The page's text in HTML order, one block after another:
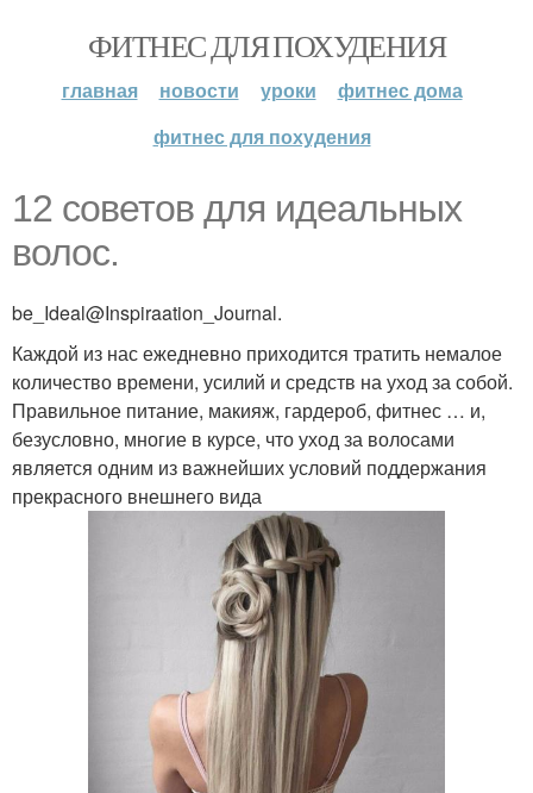
ФИТНЕС ДЛЯ ПОХУДЕНИЯ
главная новости уроки
фитнес дома
фитнес для похудения
12 советов для идеальных
волос.
be_Ideal@Inspiraation_Journal.
Каждой из нас ежедневно приходится тратить немалое
количество времени, усилий и средств на уход за собой.
Правильное питание, макияж, гардероб, фитнес … и,
безусловно, многие в курсе, что уход за волосами
является одним из важнейших условий поддержания
прекрасного внешнего вида